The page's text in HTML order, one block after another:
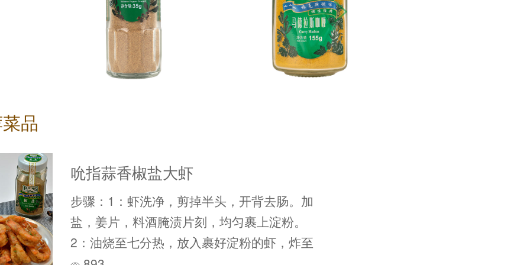
品
吮指蒜香椒盐大虾
步骤：1：虾洗净，剪掉半头，开背去肠。加
盐，姜片，料酒腌渍片刻，均匀裹上淀粉。
2：油烧至七分热，放入裹好淀粉的虾，炸至